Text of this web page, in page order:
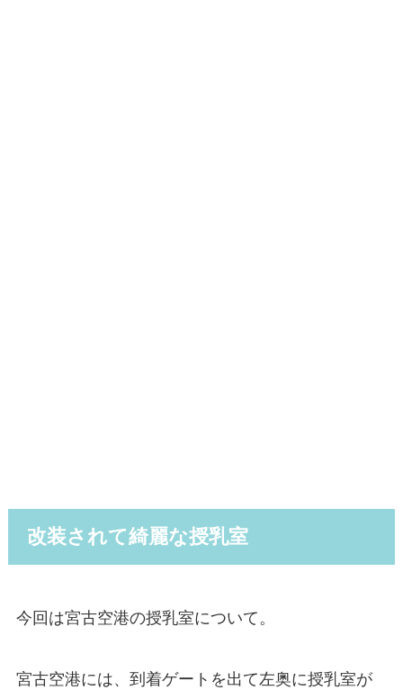
改装されて綺麗な授乳室
今回は宮古空港の授乳室について。
宮古空港には、 到着ゲートを出て左奥に授乳室が